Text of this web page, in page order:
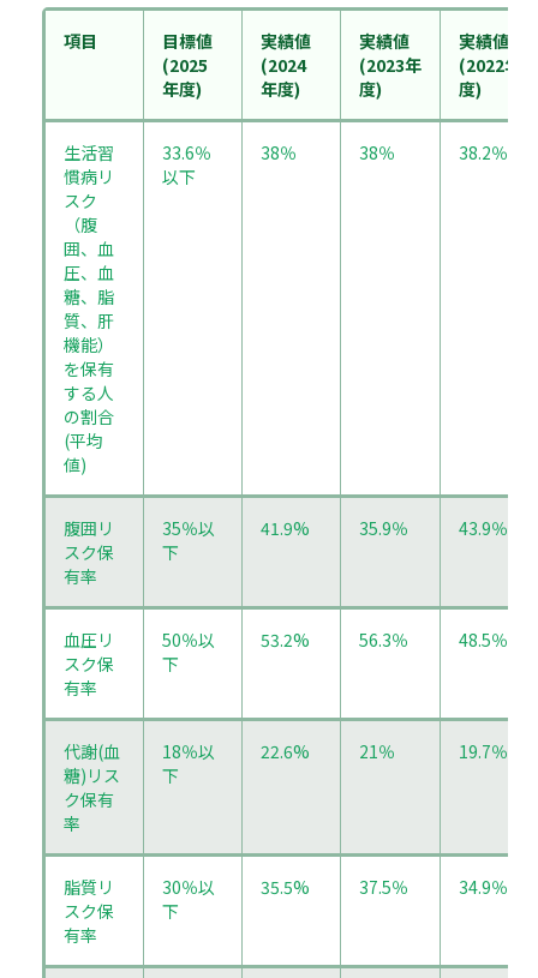
項目
目標値
(2025
年度)
実績値
(2024
年度)
実績値
(2023年
度)
実績値
(2022年
度)
生活習
慣病リ
スク
（腹
囲、血
圧、血
糖、脂
質、肝
機能）
を保有
する人
の割合
(平均
値)
33.6％
以下
38％ 38％ 38.2％
腹囲リ
スク保
有率
35％以
下
41.9% 35.9％ 43.9％
血圧リ
スク保
有率
50％以
下
53.2% 56.3％ 48.5％
代謝(血
糖)リス
ク保有
率
18％以
下
22.6% 21％ 19.7％
脂質リ
スク保
有率
30％以
下
35.5% 37.5％ 34.9％